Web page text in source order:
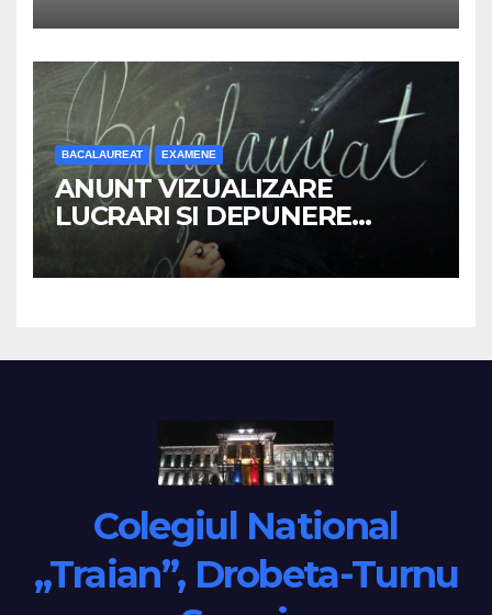
ANUL SCOLAR 2026-2027
BACALAUREAT EXAMENE
ANUNT VIZUALIZARE
LUCRARI SI DEPUNERE
CONTESTATII –
BACALAUREAT 2026
Colegiul National
„Traian”, Drobeta-Turnu